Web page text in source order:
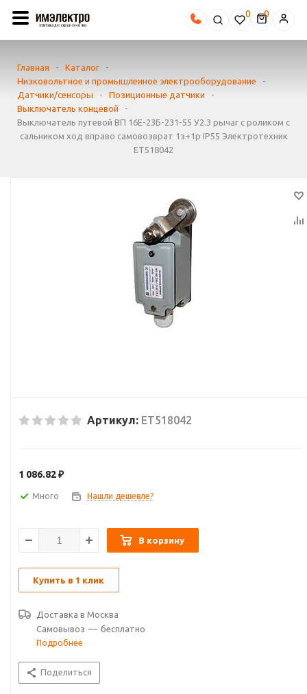
0
Главная - Каталог
-
Низковольтное и промышленное электрооборудование
-
Датчики/сенсоры
- Позиционные датчики
-
Выключатель концевой
-
Выключатель путевой ВП 16Е-23Б-231-55 У2.3 рычаг с роликом с
сальником ход вправо самовозврат 1з+1р IP55 Электротехник
ET518042
Артикул: ET518042
1 086.82₽
Много Нашли дешевле?
В корзину
Купить в 1 клик
Доставка в Москва
Самовывоз — бесплатно
Подробнее
Поделиться